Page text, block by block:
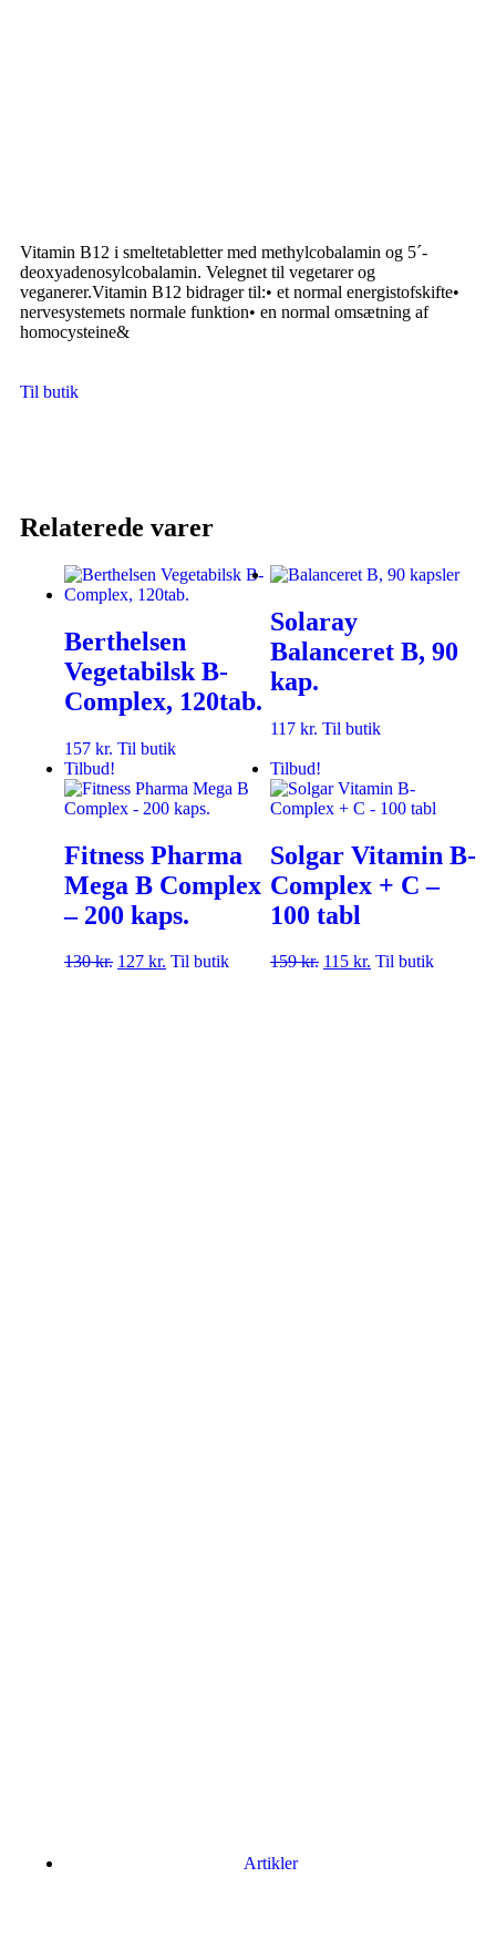
Vitamin B12 i smeltetabletter med methylcobalamin og 5´-
deoxyadenosylcobalamin. Velegnet til vegetarer og
veganerer.Vitamin B12 bidrager til:• et normal energistofskifte•
nervesystemets normale funktion• en normal omsætning af
homocysteine&
Til butik
Relaterede varer
Berthelsen
Vegetabilsk B-
Complex, 120tab.
157 kr. Til butik
Solaray
Balanceret B, 90
kap.
117 kr. Til butik
Tilbud!
Fitness Pharma
Mega B Complex
– 200 kaps.
130kr. 127 kr. Til butik
Tilbud!
Solgar Vitamin B-
Complex + C –
100 tabl
159kr. 115 kr. Til butik
Artikler